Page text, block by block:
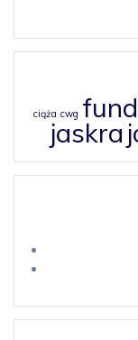
ciąża cwg
jaskra